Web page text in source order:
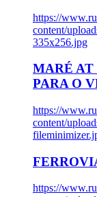
https://
content/
335x256.jpg
MARÉ AT
PARA O
https://
content/
https://